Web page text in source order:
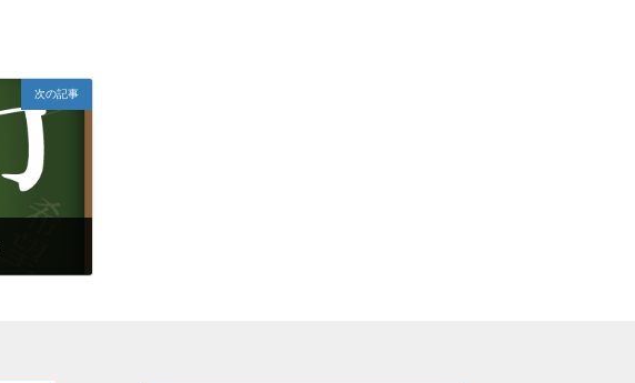
次の記事